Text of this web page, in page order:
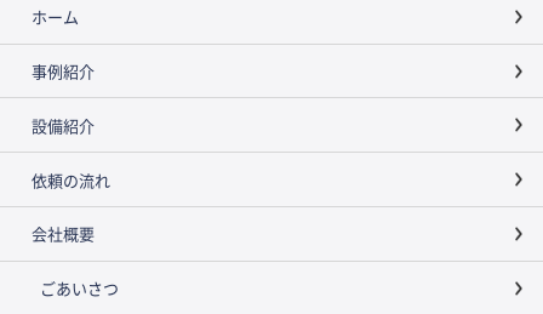
ホーム
事例紹介
設備紹介
依頼の流れ
会社概要
ごあいさつ